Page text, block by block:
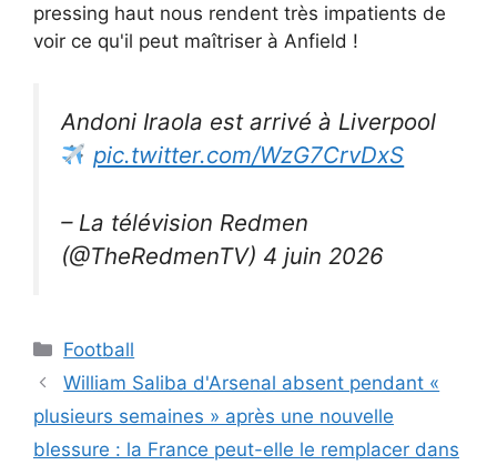
pressing haut nous rendent très impatients de
voir ce qu'il peut maîtriser à Anfield !
Andoni Iraola est arrivé à Liverpool
pic.twitter.com/WzG7CrvDxS
– La télévision Redmen
(@TheRedmenTV) 4 juin 2026
Catégories
Football
William Saliba d'Arsenal absent pendant «
plusieurs semaines » après une nouvelle
blessure : la France peut-elle le remplacer dans